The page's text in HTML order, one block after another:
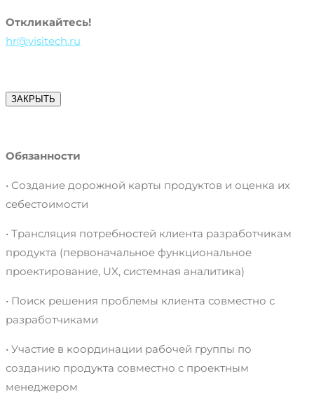
Откликайтесь!
hr@visitech.ru
ЗАКРЫТЬ
Обязанности
• Создание дорожной карты продуктов и оценка их
себестоимости
• Трансляция потребностей клиента разработчикам
продукта (первоначальное функциональное
проектирование, UX, системная аналитика)
• Поиск решения проблемы клиента совместно с
разработчиками
• Участие в координации рабочей группы по
созданию продукта совместно с проектным
менеджером